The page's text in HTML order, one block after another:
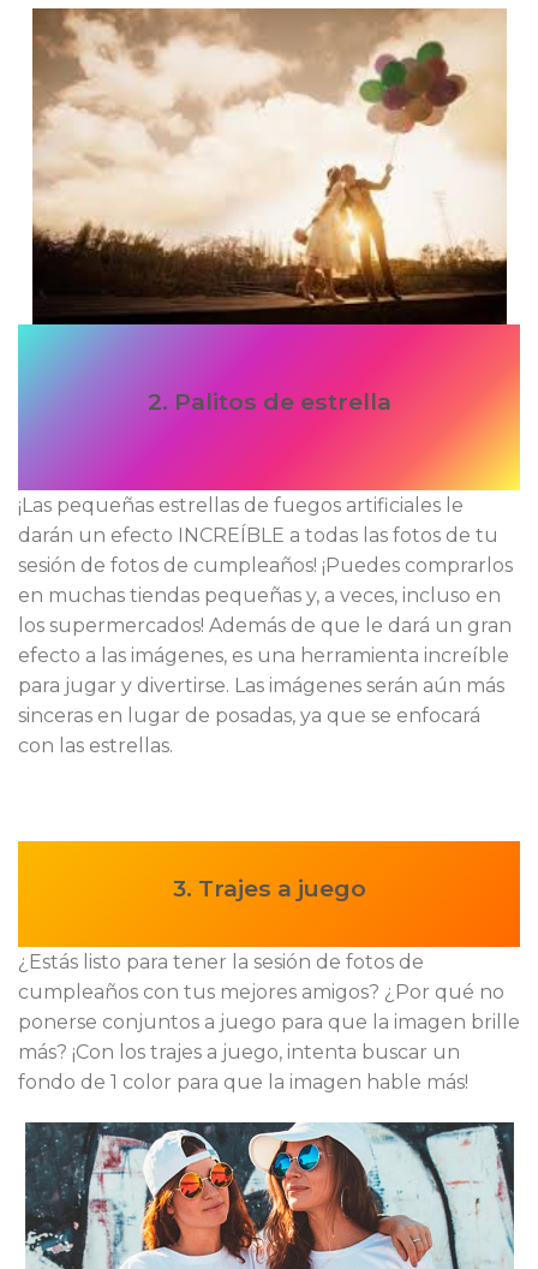
2. Palitos de estrella
¡Las pequeñas estrellas de fuegos artificiales le
darán un efecto INCREÍBLE a todas las fotos de tu
sesión de fotos de cumpleaños! ¡Puedes comprarlos
en muchas tiendas pequeñas y, a veces, incluso en
los supermercados! Además de que le dará un gran
efecto a las imágenes, es una herramienta increíble
para jugar y divertirse. Las imágenes serán aún más
sinceras en lugar de posadas, ya que se enfocará
con las estrellas.
3. Trajes a juego
¿Estás listo para tener la sesión de fotos de
cumpleaños con tus mejores amigos? ¿Por qué no
ponerse conjuntos a juego para que la imagen brille
más? ¡Con los trajes a juego, intenta buscar un
fondo de 1 color para que la imagen hable más!